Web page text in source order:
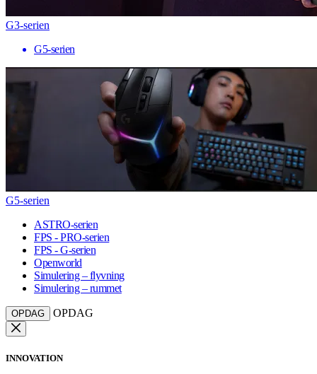
G3-serien
G5-serien
G5-serien
ASTRO-serien
FPS - PRO-serien
FPS - G-serien
Openworld
Simulering – flyvning
Simulering – rummet
OPDAG OPDAG
INNOVATION